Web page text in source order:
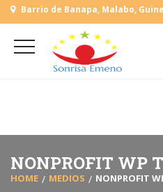
Barrio de Banapa, Malabo,
(+240) 555 818930
L-V: 9:00-15:00 Sab, Dom: Cerrado
NONPROFIT WP
HOME MEDIOS NONPROFIT